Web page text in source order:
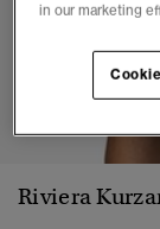
1
Riviera
in our marketing